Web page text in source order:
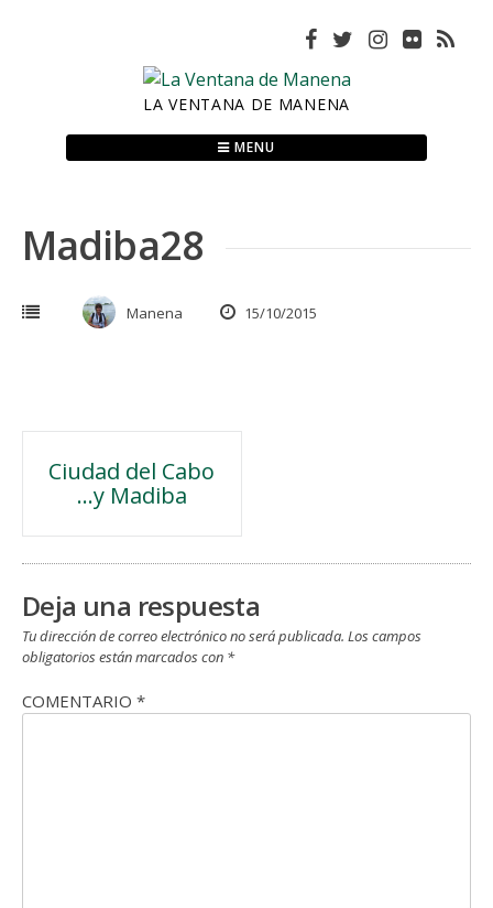
LA VENTANA DE MANENA
MENU
Madiba28
Manena 15/10/2015
Navegación
entradas
Ciudad del Cabo
…y Madiba
Deja una respuesta
Tu dirección de correo electrónico no será publicada. Los campos
obligatorios están marcados con *
COMENTARIO *